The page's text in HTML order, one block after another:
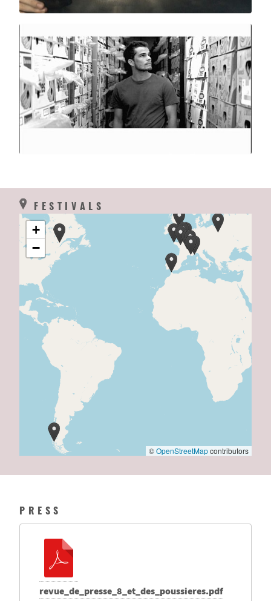
FESTIVALS
+
−
©OpenStreetMapcontributors
PRESS
revue_de_presse_8_et_des_poussieres.pdf